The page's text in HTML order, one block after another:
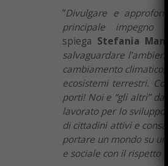
“Divulgare e
principale impegno
spiega Stefania
salvaguardare
cambiamento
ecosistemi terrestri.
porti! Noi e “gli altri”
lavorato per lo
di cittadini attivi e
portare un mondo su
e sociale con il rispetto